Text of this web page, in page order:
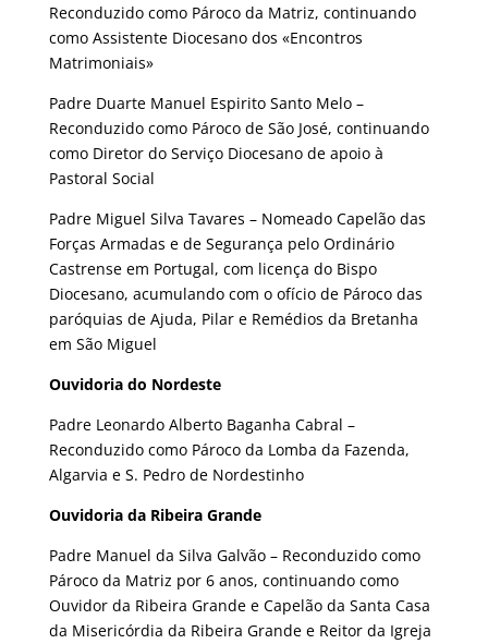
Reconduzido como Pároco da Matriz, continuando
como Assistente Diocesano dos «Encontros
Matrimoniais»
Padre Duarte Manuel Espirito Santo Melo –
Reconduzido como Pároco de São José, continuando
como Diretor do Serviço Diocesano de apoio à
Pastoral Social
Padre Miguel Silva Tavares – Nomeado Capelão das
Forças Armadas e de Segurança pelo Ordinário
Castrense em Portugal, com licença do Bispo
Diocesano, acumulando com o ofício de Pároco das
paróquias de Ajuda, Pilar e Remédios da Bretanha
em São Miguel
Ouvidoria do Nordeste
Padre Leonardo Alberto Baganha Cabral –
Reconduzido como Pároco da Lomba da Fazenda,
Algarvia e S. Pedro de Nordestinho
Ouvidoria da Ribeira Grande
Padre Manuel da Silva Galvão – Reconduzido como
Pároco da Matriz por 6 anos, continuando como
Ouvidor da Ribeira Grande e Capelão da Santa Casa
da Misericórdia da Ribeira Grande e Reitor da Igreja